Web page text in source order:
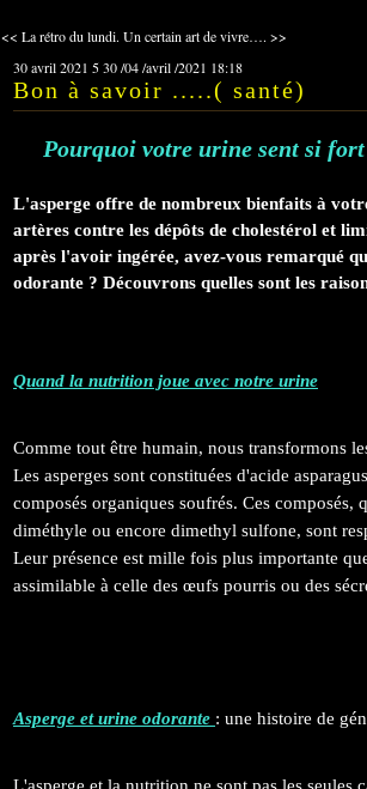
<< La rétro du lundi. Un certain art de vivre…. >>
30 avril 2021 530/04/avril/2021 18:18
Bon à savoir .....( santé)
Pourquoi votre urine sent si fort
L'asperge offre de nombreux bienfaits à
artères contre les dépôts de cholestérol et
après l'avoir ingérée, avez-vous remarqué
odorante ? Découvrons quelles sont les
Quand la nutrition joue avec notre urine
Comme tout être humain, nous transformons
Les asperges sont constituées d'acide
composés organiques soufrés. Ces
diméthyle ou encore dimethyl sulfone, sont
Leur présence est mille fois plus importante
assimilable à celle des œufs pourris ou des
Asperge et urine odorante : une histoire de